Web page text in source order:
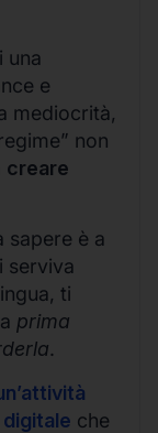
una
e
mediocrità,
non
creare
sapere è a
serviva
ti
prima
.
che